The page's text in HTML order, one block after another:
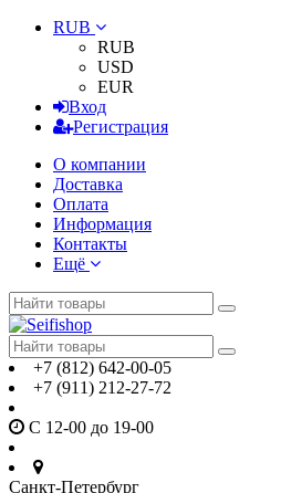
RUB
RUB
USD
EUR
Вход
Регистрация
О компании
Доставка
Оплата
Информация
Контакты
Ещё
+7 (812) 642-00-05
+7 (911) 212-27-72
С 12-00 до 19-00
Санкт-Петербург